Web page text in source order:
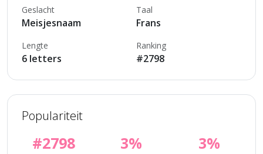
Geslacht
Meisjesnaam
Taal
Frans
Lengte
6 letters
Ranking
#2798
Populariteit
#2798 3% 3%